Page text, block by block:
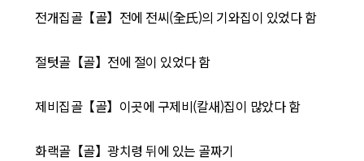
전개집골【골】전에 전씨(全氏)의 기와집이 있었다 함
절텃골【골】전에 절이 있었다 함
제비집골【골】이곳에 구제비(칼새)집이 많았다 함
화랙골【골】광치령 뒤에 있는 골짜기